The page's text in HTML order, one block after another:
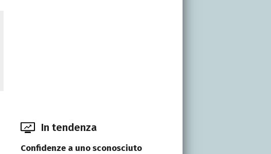
In tendenza
Confidenze a uno sconosciuto